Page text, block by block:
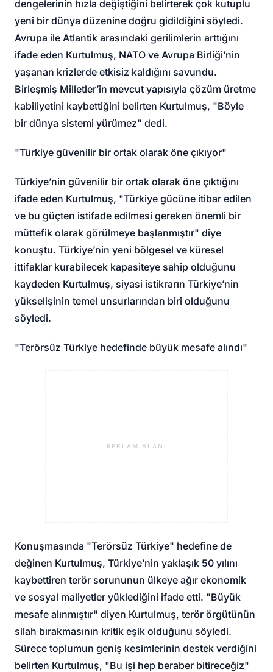
dengelerinin hızla değiştiğini belirterek çok kutuplu
yeni bir dünya düzenine doğru gidildiğini söyledi.
Avrupa ile Atlantik arasındaki gerilimlerin arttığını
ifade eden Kurtulmuş, NATO ve Avrupa Birliği’nin
yaşanan krizlerde etkisiz kaldığını savundu.
Birleşmiş Milletler’in mevcut yapısıyla çözüm üretme
kabiliyetini kaybettiğini belirten Kurtulmuş, "Böyle
bir dünya sistemi yürümez" dedi.
"Türkiye güvenilir bir ortak olarak öne çıkıyor"
Türkiye’nin güvenilir bir ortak olarak öne çıktığını
ifade eden Kurtulmuş, "Türkiye gücüne itibar edilen
ve bu güçten istifade edilmesi gereken önemli bir
müttefik olarak görülmeye başlanmıştır" diye
konuştu. Türkiye’nin yeni bölgesel ve küresel
ittifaklar kurabilecek kapasiteye sahip olduğunu
kaydeden Kurtulmuş, siyasi istikrarın Türkiye’nin
yükselişinin temel unsurlarından biri olduğunu
söyledi.
"Terörsüz Türkiye hedefinde büyük mesafe alındı"
REKLAM ALANI
Konuşmasında "Terörsüz Türkiye" hedefine de
değinen Kurtulmuş, Türkiye’nin yaklaşık 50 yılını
kaybettiren terör sorununun ülkeye ağır ekonomik
ve sosyal maliyetler yüklediğini ifade etti. "Büyük
mesafe alınmıştır" diyen Kurtulmuş, terör örgütünün
silah bırakmasının kritik eşik olduğunu söyledi.
Sürece toplumun geniş kesimlerinin destek verdiğini
belirten Kurtulmuş, "Bu işi hep beraber bitireceğiz"